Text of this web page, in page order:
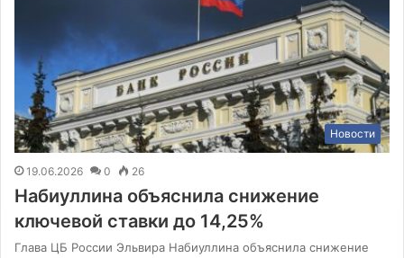
Новости
19.06.2026 0 26
Набиуллина объяснила снижение
ключевой ставки до 14,25%
Глава ЦБ России Эльвира Набиуллина объяснила снижение